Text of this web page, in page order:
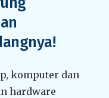
komputer dan
hardware